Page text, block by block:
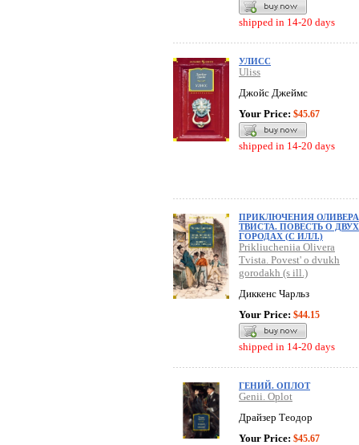
shipped in 14-20 days
УЛИСС
Uliss
Джойс Джеймс
Your Price: $45.67
shipped in 14-20 days
ПРИКЛЮЧЕНИЯ ОЛИВЕРА
ТВИСТА. ПОВЕСТЬ О ДВУХ
ГОРОДАХ (С ИЛЛ.)
Prikliucheniia Olivera
Tvista. Povest' o dvukh
gorodakh (s ill.)
Диккенс Чарльз
Your Price: $44.15
shipped in 14-20 days
ГЕНИЙ. ОПЛОТ
Genii. Oplot
Драйзер Теодор
Your Price: $45.67